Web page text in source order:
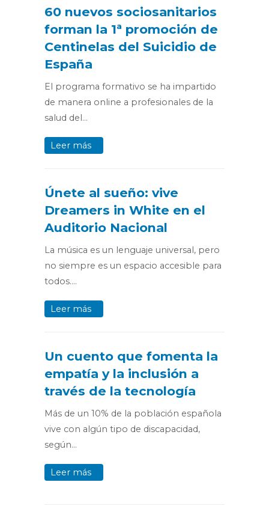
60 nuevos sociosanitarios
forman la 1ª promoción de
Centinelas del Suicidio de
España
El programa formativo se ha impartido
de manera online a profesionales de la
salud del…
Leer más
Únete al sueño: vive
Dreamers in White en el
Auditorio Nacional
La música es un lenguaje universal, pero
no siempre es un espacio accesible para
todos….
Leer más
Un cuento que fomenta la
empatía y la inclusión a
través de la tecnología
Más de un 10% de la población española
vive con algún tipo de discapacidad,
según…
Leer más